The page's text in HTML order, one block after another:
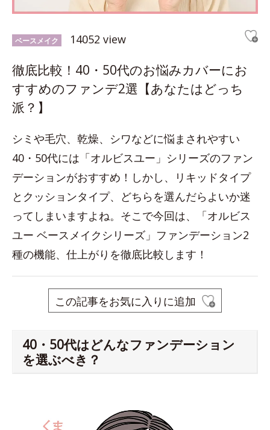
ベースメイク 14052 view
徹底比較！40・50代のお悩みカバーにお
すすめのファンデ2選【あなたはどっち
派？】
シミや毛穴、乾燥、シワなどに悩まされやすい
40・50代には「オルビスユー」シリーズのファン
デーションがおすすめ！しかし、リキッドタイプ
とクッションタイプ、どちらを選んだらよいか迷
ってしまいますよね。そこで今回は、「オルビス
ユー ベースメイクシリーズ」ファンデーション2
種の機能、仕上がりを徹底比較します！
この記事をお気に入りに追加
40・50代はどんなファンデーション
を選ぶべき？